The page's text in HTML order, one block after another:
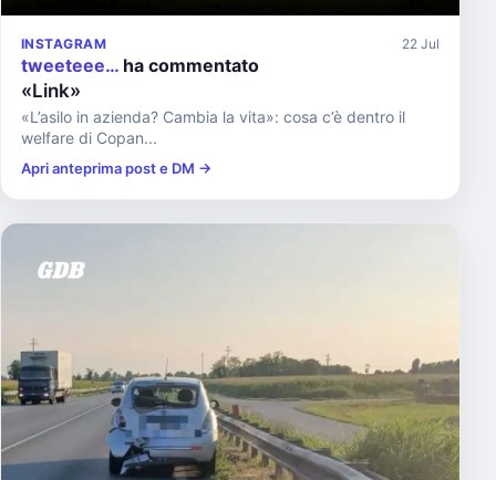
INSTAGRAM 22 Jul
tweeteee… ha commentato
«Link»
«L’asilo in azienda? Cambia la vita»: cosa c’è dentro il
welfare di Copan...
Apri anteprima post e DM →